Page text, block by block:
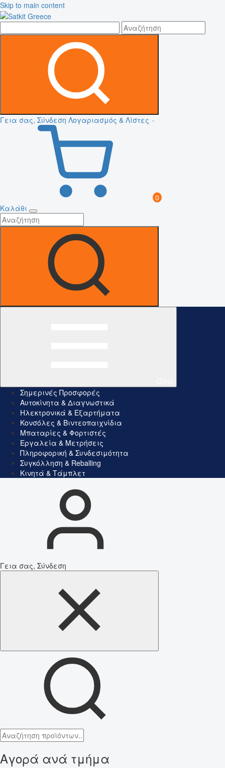
Skip to main content
Γεια σας, Σύνδεση Λογαριασμός & Λίστες
0
Καλάθι
Σημερινές Προσφορές
Αυτοκίνητα & Διαγνωστικά
Ηλεκτρονικά & Εξαρτήματα
Κονσόλες & Βιντεοπαιχνίδια
Μπαταρίες & Φορτιστές
Εργαλεία & Μετρήσεις
Πληροφορική & Συνδεσιμότητα
Συγκόλληση & Reballing
Κινητά & Τάμπλετ
Γεια σας, Σύνδεση
Αγορά ανά τμήμα